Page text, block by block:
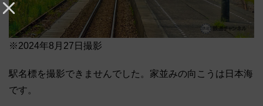
※2024年8月27日撮影
駅名標を撮影できませんでした。家並みの向こうは日本海
です。